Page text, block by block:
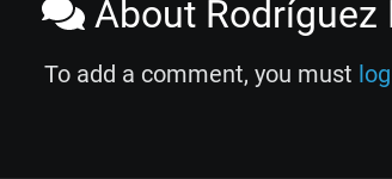
About Rodríguez
To add a comment, you must